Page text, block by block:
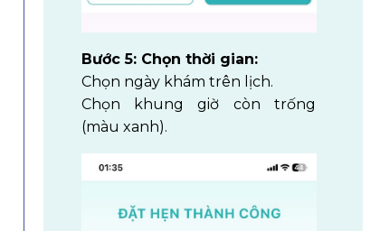
Bước 5: Chọn thời gian:
Chọn ngày khám trên lịch.
Chọn khung giờ còn trống
(màu xanh).